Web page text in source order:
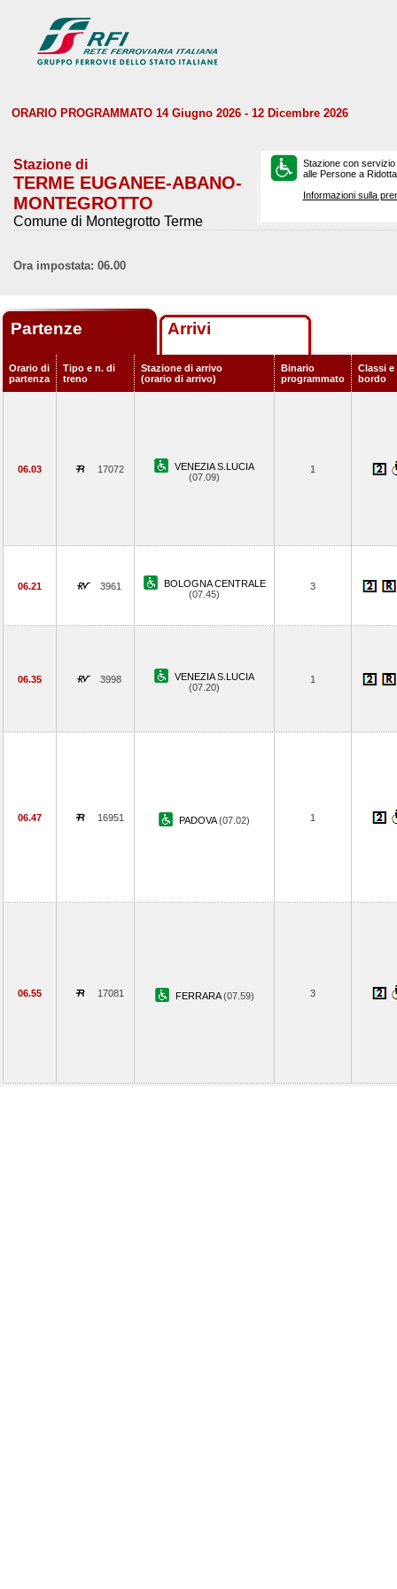
ORARIO PROGRAMMATO 14 Giugno 2026 - 12 Dicembre 2026
Stazione di
TERME EUGANEE-ABANO-
MONTEGROTTO
Comune di Montegrotto Terme
Stazione con
alle Persone a
Informazioni sulla
Ora impostata: 06.00
Partenze Arrivi
Orario di
partenza
Tipo e n. di
treno
Stazione di arrivo
(orario di arrivo)
Binario
programmato
Classi e
bordo
06.03 17072
VENEZIA S.LUCIA
(07.09)
1
06.21 3961
BOLOGNA CENTRALE
(07.45)
3
06.35 3998
VENEZIA S.LUCIA
(07.20)
1
06.47 16951 PADOVA(07.02) 1
06.55 17081 FERRARA(07.59) 3